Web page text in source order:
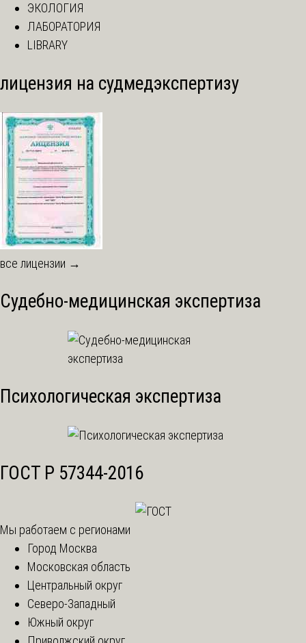
ЭКОЛОГИЯ
ЛАБОРАТОРИЯ
LIBRARY
лицензия на судмедэкспертизу
все лицензии →
Судебно-медицинская экспертиза
Психологическая экспертиза
ГОСТ Р 57344-2016
Мы работаем с регионами
Город Москва
Московская область
Центральный округ
Северо-Западный
Южный округ